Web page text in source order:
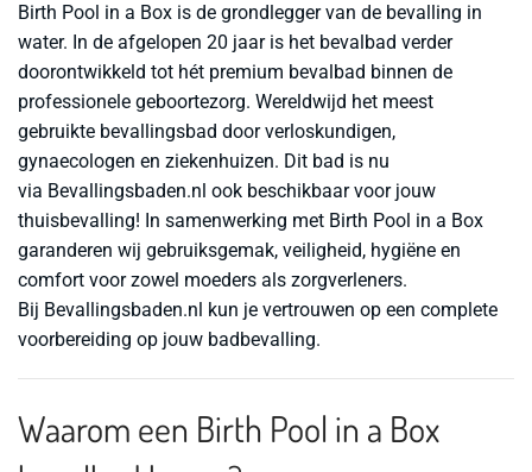
Birth Pool in a Box is de grondlegger van de bevalling in
water. In de afgelopen 20 jaar is het bevalbad verder
doorontwikkeld tot hét premium bevalbad binnen de
professionele geboortezorg. Wereldwijd het meest
gebruikte bevallingsbad door verloskundigen,
gynaecologen en ziekenhuizen. Dit bad is nu
via Bevallingsbaden.nl ook beschikbaar voor jouw
thuisbevalling! In samenwerking met Birth Pool in a Box
garanderen wij gebruiksgemak, veiligheid, hygiëne en
comfort voor zowel moeders als zorgverleners.
Bij Bevallingsbaden.nl kun je vertrouwen op een complete
voorbereiding op jouw badbevalling.
Waarom een Birth Pool in a Box